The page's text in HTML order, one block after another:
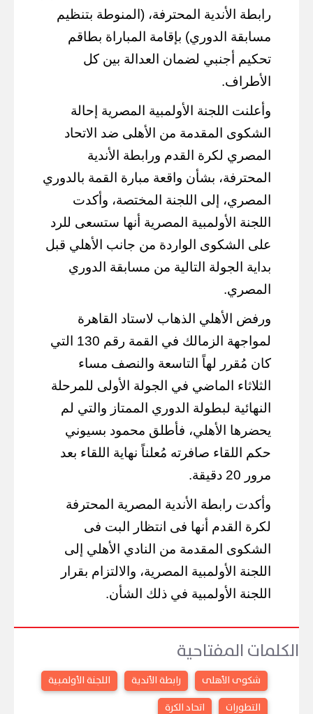
رابطة الأندية المحترفة، (المنوطة بتنظيم
مسابقة الدوري) بإقامة المباراة بطاقم
تحكيم أجنبي لضمان العدالة بين كل
الأطراف.
وأعلنت اللجنة الأولمبية المصرية إحالة
الشكوى المقدمة من الأهلى ضد الاتحاد
المصري لكرة القدم ورابطة الأندية
المحترفة، بشأن واقعة مبارة القمة بالدوري
المصري، إلى اللجنة المختصة، وأكدت
اللجنة الأولمبية المصرية أنها ستسعى للرد
على الشكوى الواردة من جانب الأهلي قبل
بداية الجولة التالية من مسابقة الدوري
المصري.
ورفض الأهلي الذهاب لاستاد القاهرة
لمواجهة الزمالك في القمة رقم 130 التي
كان مُقرر لهاً التاسعة والنصف مساء
الثلاثاء الماضي في الجولة الأولى للمرحلة
النهائية لبطولة الدوري الممتاز والتي لم
يحضرها الأهلي، فأطلق محمود بسيوني
حكم اللقاء صافرته مُعلناً نهاية اللقاء بعد
مرور 20 دقيقة.
وأكدت رابطة الأندية المصرية المحترفة
لكرة القدم أنها فى انتظار البت فى
الشكوى المقدمة من النادي الأهلي إلى
اللجنة الأولمبية المصرية، والالتزام بقرار
اللجنة الأولمبية في ذلك الشأن.
الكلمات المفتاحية
شكوى الأهلى رابطة الأندية
اللجنة الأولمبية
التطورات
اتحاد الكرة